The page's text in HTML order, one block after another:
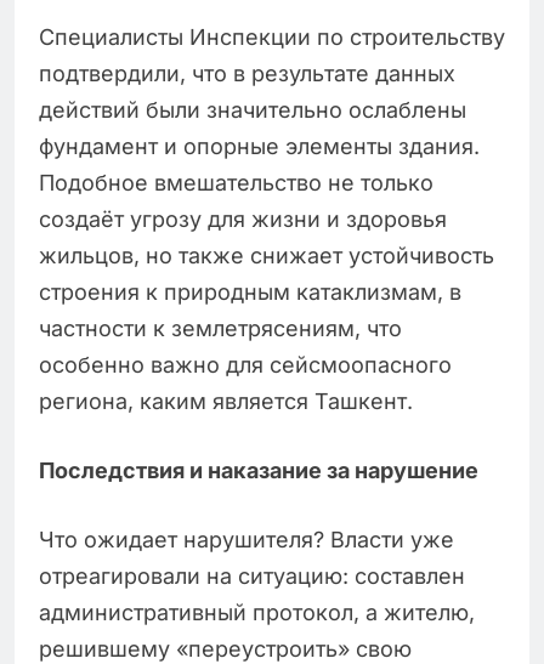
Специалисты Инспекции по строительству
подтвердили, что в результате данных
действий были значительно ослаблены
фундамент и опорные элементы здания.
Подобное вмешательство не только
создаёт угрозу для жизни и здоровья
жильцов, но также снижает устойчивость
строения к природным катаклизмам, в
частности к землетрясениям, что
особенно важно для сейсмоопасного
региона, каким является Ташкент.
Последствия и наказание за нарушение
Что ожидает нарушителя? Власти уже
отреагировали на ситуацию: составлен
административный протокол, а жителю,
решившему «переустроить» свою